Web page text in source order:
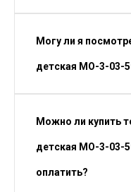
Могу ли я
детская МО-3-03-
Можно ли купить
детская МО-3-03-
оплатить?